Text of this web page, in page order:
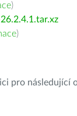
)
)
pro následující